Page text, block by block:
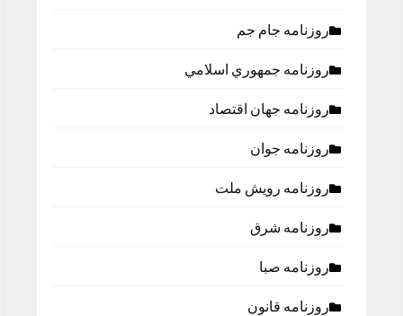
روزنامه جام جم
روزنامه جمهوري اسلامي
روزنامه جهان اقتصاد
روزنامه جوان
روزنامه رویش ملت
روزنامه شرق
روزنامه صبا
روزنامه قانون